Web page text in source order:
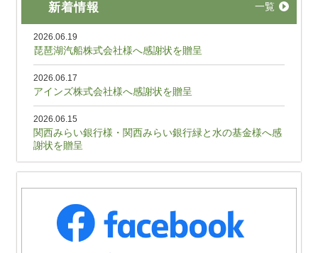
新着情報 一覧
2026.06.19
琵琶湖汽船株式会社様へ感謝状を贈呈
2026.06.17
アインズ株式会社様へ感謝状を贈呈
2026.06.15
関西みらい銀行様・関西みらい銀行緑と水の基金様へ感
謝状を贈呈